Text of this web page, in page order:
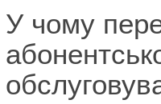
У чому